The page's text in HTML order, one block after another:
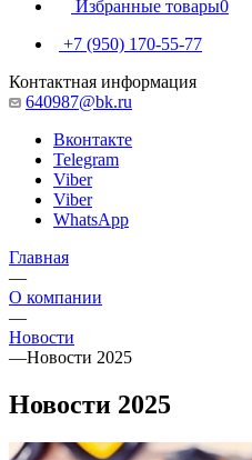
Избранные товары0
+7 (950) 170-55-77
Контактная информация
640987@bk.ru
Вконтакте
Telegram
Viber
Viber
WhatsApp
Главная
—
О компании
—
Новости
—Новости 2025
Новости 2025